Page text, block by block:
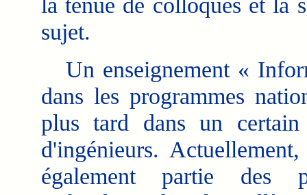
sujet.
Un enseignement «
dans les programmes
plus tard dans un certain
d'ingénieurs.
également partie des